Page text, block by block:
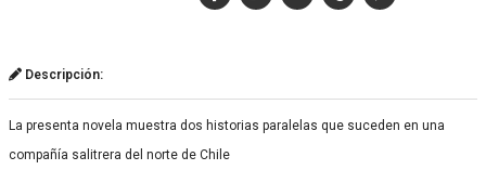
Descripción:
La presenta novela muestra dos historias paralelas que suceden en una
compañía salitrera del norte de Chile